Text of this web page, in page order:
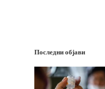
Последни објави